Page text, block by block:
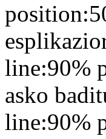
line:90%
asko
line:90%